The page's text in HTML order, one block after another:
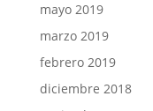
mayo 2019
marzo 2019
febrero 2019
diciembre 2018